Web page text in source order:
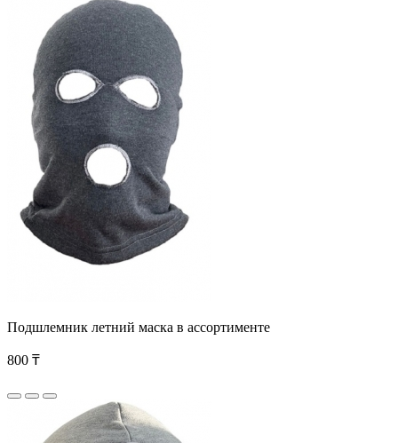
Подшлемник летний маска в ассортименте
800 ₸